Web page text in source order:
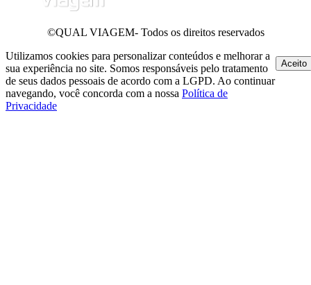
©QUAL VIAGEM- Todos os direitos reservados
Utilizamos cookies para personalizar conteúdos e melhorar a
sua experiência no site. Somos responsáveis pelo tratamento
de seus dados pessoais de acordo com a LGPD. Ao continuar
navegando, você concorda com a nossa Política de
Privacidade
Aceito